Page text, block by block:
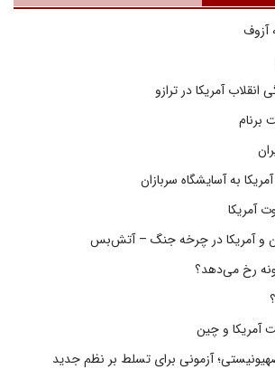
آزوف
آمریکا در ترازو
برنام
به آسایشگاه سربازان
آمریکا
و آمریکا در چرخه جنگ – آتش‌بس
رخ می‌دهد؟
آمریکا و چین
آزمونی برای تسلط بر نظم جدید